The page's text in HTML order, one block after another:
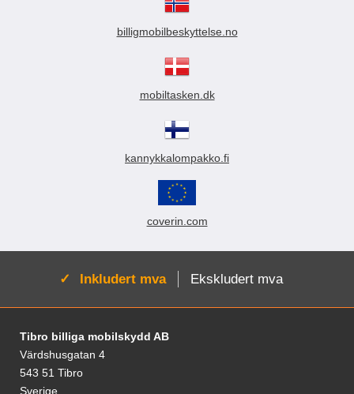
billigmobilbeskyttelse.no
mobiltasken.dk
kannykkalompakko.fi
coverin.com
Aktiv:
Inkludert mva Ekskludert mva
Footer-innhold Blandet informasjon og
Tibro billiga mobilskydd AB
Värdshusgatan 4
543 51 Tibro
Sverige